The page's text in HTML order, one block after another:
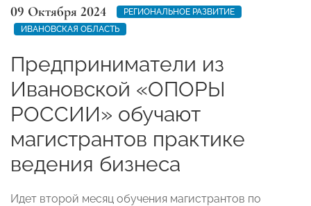
09 Октября 2024
РЕГИОНАЛЬНОЕ РАЗВИТИЕ
ИВАНОВСКАЯ ОБЛАСТЬ
Предприниматели из
Ивановской «ОПОРЫ
РОССИИ» обучают
магистрантов практике
ведения бизнеса
Идет второй месяц обучения магистрантов по